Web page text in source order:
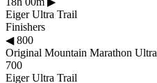
Eiger Ultra Trail
Finishers
◀800
Original Mountain Marathon Ultra
700
Eiger Ultra Trail